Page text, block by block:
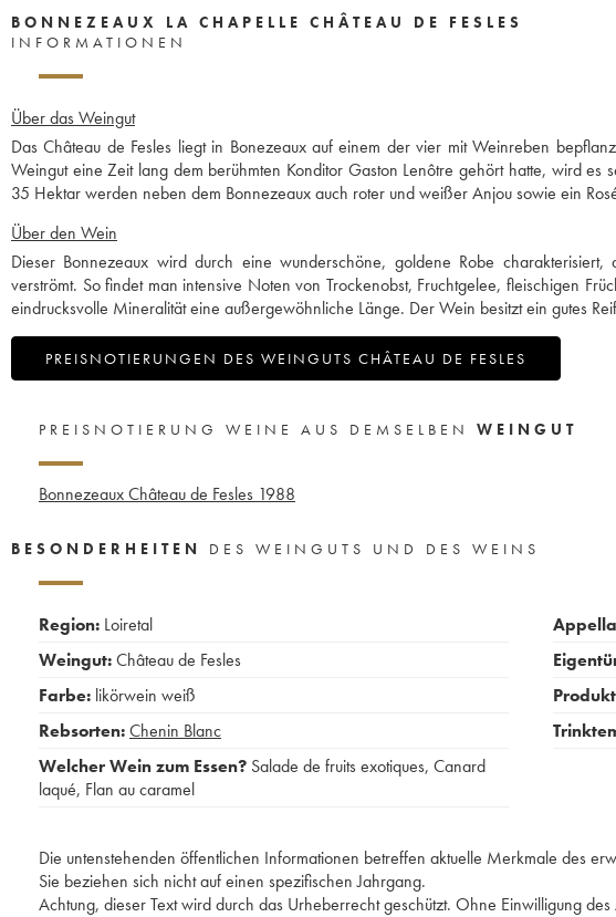
BONNEZEAUX LA CHAPELLE CHÂTEAU DE FESLES
INFORMATIONEN
Über das Weingut
Das Château de Fesles liegt in Bonezeaux auf einem der vier mit Weinreben
Weingut eine Zeit lang dem berühmten Konditor Gaston Lenôtre gehört hatte, wird
35 Hektar werden neben dem Bonnezeaux auch roter und weißer Anjou sowie ein
Über den Wein
Dieser Bonnezeaux wird durch eine wunderschöne, goldene Robe
verströmt. So findet man intensive Noten von Trockenobst, Fruchtgelee, fleischigen
eindrucksvolle Mineralität eine außergewöhnliche Länge. Der Wein besitzt ein gutes
PREISNOTIERUNGEN DES WEINGUTS CHÂTEAU DE FESLES
PREISNOTIERUNG WEINE AUS DEMSELBEN WEINGUT
Bonnezeaux Château de Fesles 1988
BESONDERHEITEN DES WEINGUTS UND DES WEINS
Region: Loiretal
Weingut:Château de Fesles
Farbe: likörwein weiß
Rebsorten:Chenin Blanc
Welcher Wein zum Essen? Salade de fruits exotiques, Canard
laqué, Flan au caramel
Die untenstehenden öffentlichen Informationen betreffen aktuelle Merkmale des
Sie beziehen sich nicht auf einen spezifischen Jahrgang.
Achtung, dieser Text wird durch das Urheberrecht geschützt. Ohne Einwilligung